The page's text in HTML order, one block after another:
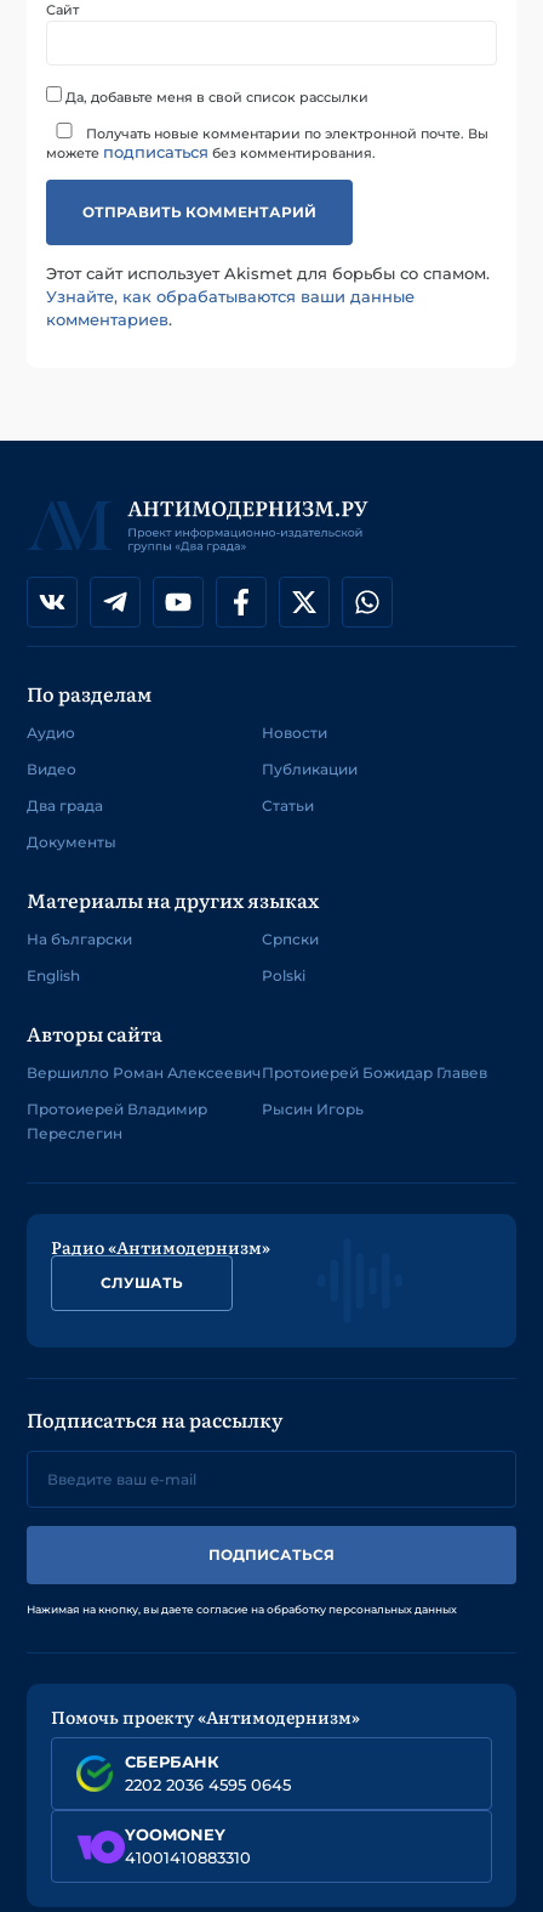
Сайт
Да, добавьте меня в свой список рассылки
Получать новые комментарии по электронной почте. Вы
можете подписаться без комментирования.
Этот сайт использует Akismet для борьбы со спамом.
Узнайте, как обрабатываются ваши данные
комментариев.
По разделам
Аудио
Видео
Два града
Документы
Новости
Публикации
Статьи
Материалы на других языках
На български
English
Српски
Polski
Авторы сайта
Вершилло Роман Алексеевич
Протоиерей Владимир
Переслегин
Протоиерей Божидар Главев
Рысин Игорь
Радио «Антимодернизм»
СЛУШАТЬ
Подписаться на рассылку
ПОДПИСАТЬСЯ
Нажимая на кнопку, вы даете согласие на обработку персональных данных
Помочь проекту «Антимодернизм»
СБЕРБАНК
2202 2036 4595 0645
YOOMONEY
41001410883310